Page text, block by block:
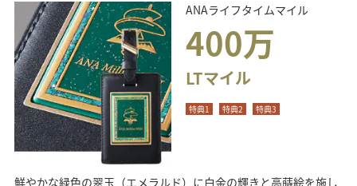
ANAライフタイムマイル
400万
LTマイル
特典1 特典2 特典3
鮮やかな緑色の翠玉（エメラルド）に白金の輝きと高蒔絵を施し